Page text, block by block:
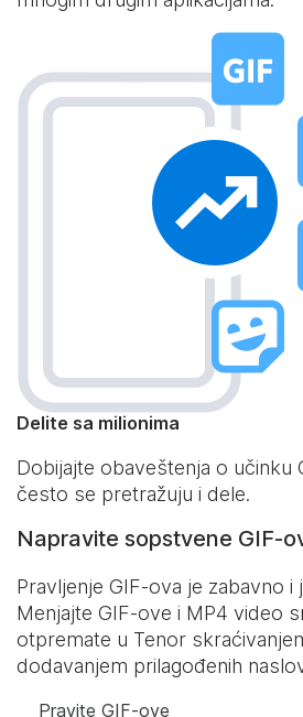
Delite sa milionima
Dobijajte obaveštenja o učinku
često se pretražuju i dele.
Napravite sopstvene GIF-
Pravljenje GIF-ova je zabavno i
Menjajte GIF-ove i MP4 video
otpremate u Tenor
dodavanjem prilagođenih
Pravite GIF-ove